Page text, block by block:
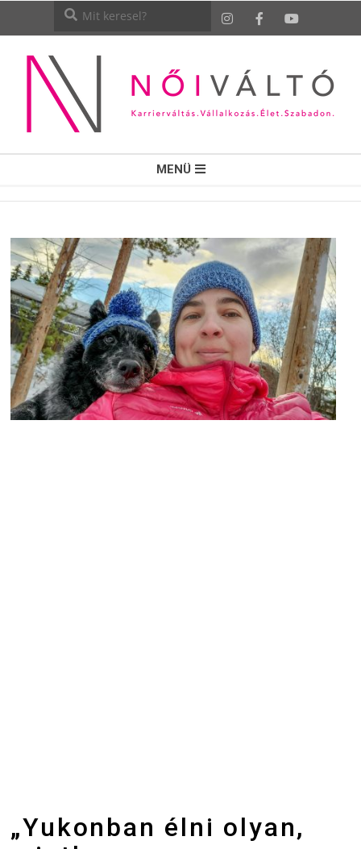
NŐI
VÁLTÓ
MENÜ
„Yukonban élni olyan,